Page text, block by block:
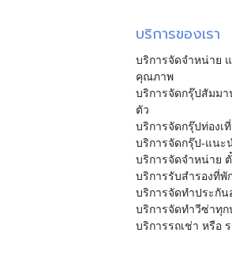
บริการของเรา
บริการจัดจำหน่าย
คุณภาพ
บริการจัดกรุ๊ปสัมม
ตัว
บริการจัดกรุ๊ปท่อง
บริการจัดกรุ๊ป-แนะ
บริการจัดจำหน่าย
บริการรับสำรองที่พั
บริการจัดทำประกัน
บริการจัดทำวีซ่าทุก
บริการรถเช่า หรือ